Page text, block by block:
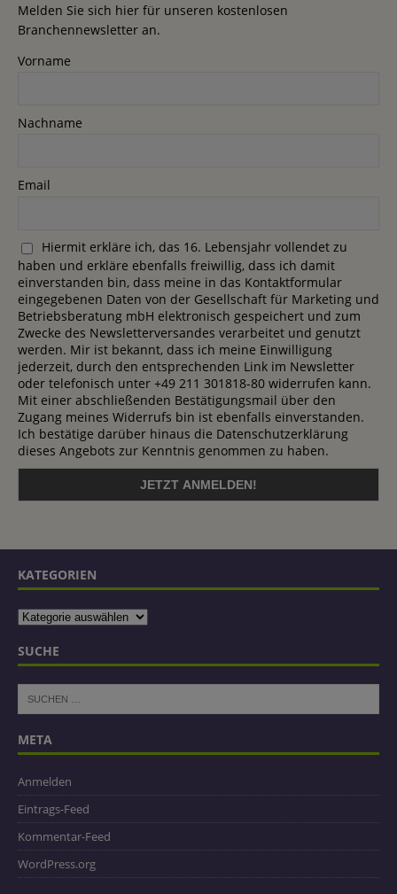
Melden Sie sich hier für unseren kostenlosen
Branchennewsletter an.
Vorname
Nachname
Email
Hiermit erkläre ich, das 16. Lebensjahr vollendet zu
haben und erkläre ebenfalls freiwillig, dass ich damit
einverstanden bin, dass meine in das Kontaktformular
eingegebenen Daten von der Gesellschaft für Marketing und
Betriebsberatung mbH elektronisch gespeichert und zum
Zwecke des Newsletterversandes verarbeitet und genutzt
werden. Mir ist bekannt, dass ich meine Einwilligung
jederzeit, durch den entsprechenden Link im Newsletter
oder telefonisch unter +49 211 301818-80 widerrufen kann.
Mit einer abschließenden Bestätigungsmail über den
Zugang meines Widerrufs bin ist ebenfalls einverstanden.
Ich bestätige darüber hinaus die Datenschutzerklärung
dieses Angebots zur Kenntnis genommen zu haben.
KATEGORIEN
SUCHE
META
Anmelden
Eintrags-Feed
Kommentar-Feed
WordPress.org